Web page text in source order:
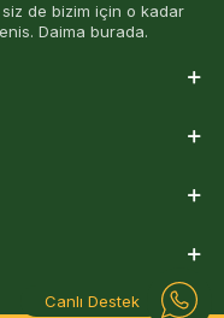
Canlı Destek
de bizim için o kadar
Daima burada.